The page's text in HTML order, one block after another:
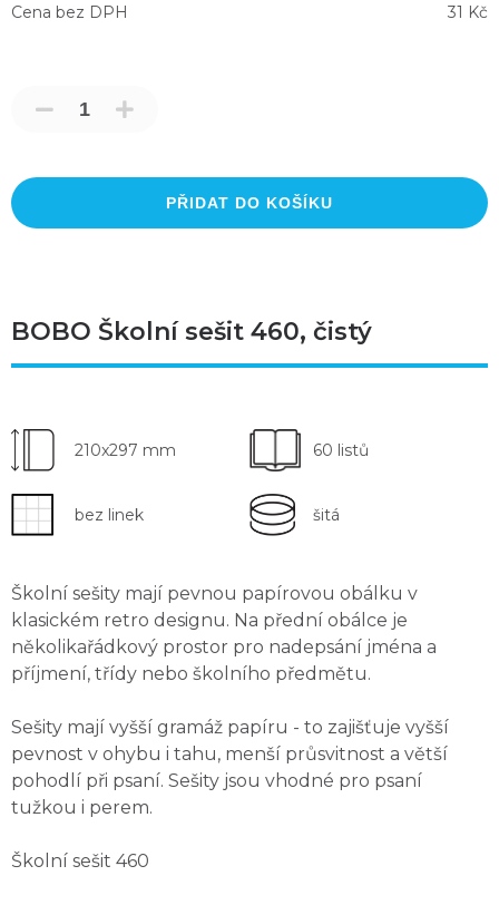
Cena bez DPH 31 Kč
PŘIDAT DO KOŠÍKU
BOBO Školní sešit 460, čistý
210x297 mm 60 listů
bez linek šitá
Školní sešity mají pevnou papírovou obálku v
klasickém retro designu. Na přední obálce je
několikařádkový prostor pro nadepsání jména a
příjmení, třídy nebo školního předmětu.
Sešity mají vyšší gramáž papíru - to zajišťuje vyšší
pevnost v ohybu i tahu, menší průsvitnost a větší
pohodlí při psaní. Sešity jsou vhodné pro psaní
tužkou i perem.
Školní sešit 460